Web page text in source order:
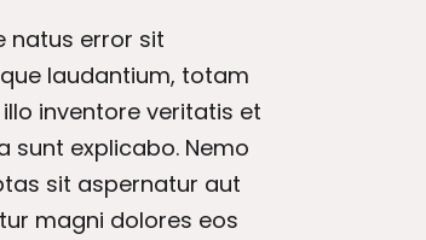
natus error sit
laudantium, totam
inventore veritatis et
explicabo. Nemo
sit aspernatur aut
magni dolores eos